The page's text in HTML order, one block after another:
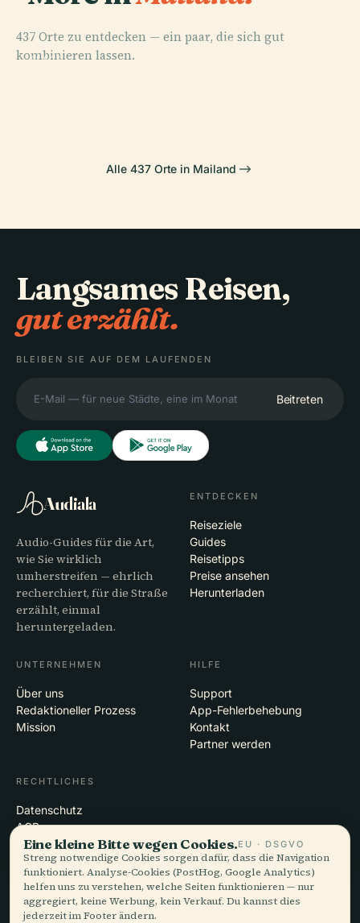
437 Orte zu entdecken — ein paar, die sich gut
kombinieren lassen.
PLACE
PLACE
PLACE
Alle 437 Orte in Mailand
Langsames Reisen,
gut erzählt.
BLEIBEN SIE AUF DEM LAUFENDEN
Beitreten
Audiala
Audio-Guides für die Art,
wie Sie wirklich
umherstreifen — ehrlich
recherchiert, für die Straße
erzählt, einmal
heruntergeladen.
ENTDECKEN
Reiseziele
Guides
Reisetipps
Preise ansehen
Herunterladen
UNTERNEHMEN
Über uns
Redaktioneller Prozess
Mission
HILFE
Support
App-Fehlerbehebung
Kontakt
Partner werden
RECHTLICHES
Datenschutz
AGB
Cookie-Einstellungen
Konto löschen
Eine kleine Bitte wegen Cookies.EU · DSGVO
Streng notwendige Cookies sorgen dafür, dass die Navigation
funktioniert. Analyse-Cookies (PostHog, Google Analytics)
helfen uns zu verstehen, welche Seiten funktionieren — nur
aggregiert, keine Werbung, kein Verkauf. Du kannst dies
jederzeit im Footer ändern.